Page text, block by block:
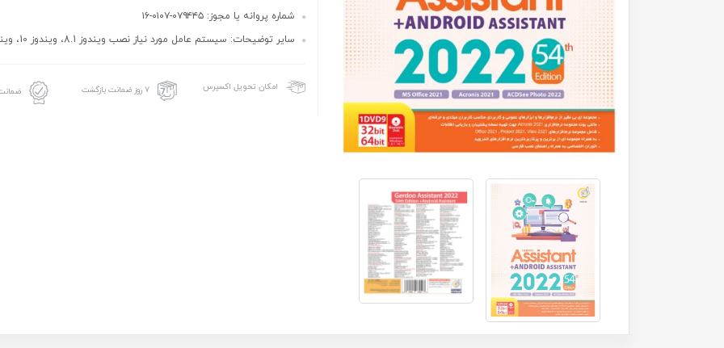
شماره پروانه یا مجوز: ۰۷۹۴۴۵-۰۱۰۷-۱۶
سایر توضیحات: سیستم عامل مورد نیاز نصب ویندوز 8.1، ویندوز 10، ویندوز 7
امکان تحویل اکسپرس ۷ روز ضمانت بازگشت